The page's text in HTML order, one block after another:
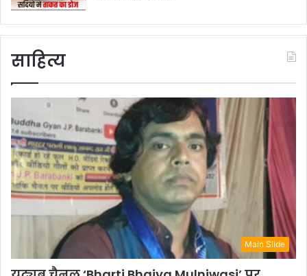
साहित्य
Main Slide